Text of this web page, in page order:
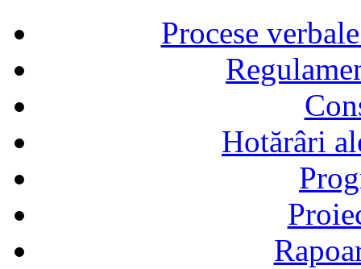
Procese
Hotărâri